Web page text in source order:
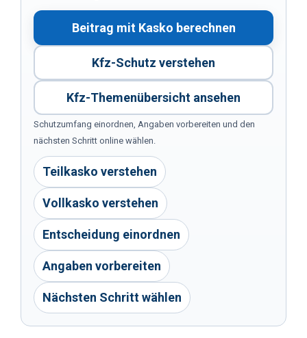
Beitrag mit Kasko berechnen
Kfz-Schutz verstehen
Kfz-Themenübersicht ansehen
Schutzumfang einordnen, Angaben vorbereiten und den
nächsten Schritt online wählen.
Teilkasko verstehen
Vollkasko verstehen
Entscheidung einordnen
Angaben vorbereiten
Nächsten Schritt wählen